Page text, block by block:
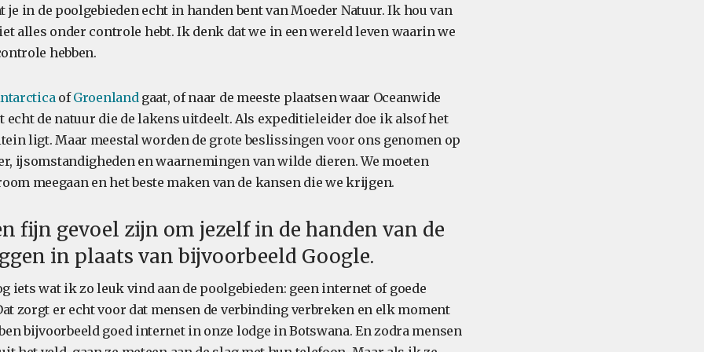
je in de poolgebieden echt in handen bent van Moeder Natuur. Ik hou van
alles onder controle hebt. Ik denk dat we in een wereld leven waarin we
hebben.
ofGroenlandgaat, of naar de meeste plaatsen waar Oceanwide
echt de natuur die de lakens uitdeelt. Als expeditieleider doe ik alsof het
ligt. Maar meestal worden de grote beslissingen voor ons genomen op
ijsomstandigheden en waarnemingen van wilde dieren. We moeten
meegaan en het beste maken van de kansen die we krijgen.
fijn gevoel zijn om jezelf in de handen van de
in plaats van bijvoorbeeld Google.
iets wat ik zo leuk vind aan de poolgebieden: geen internet of goede
zorgt er echt voor dat mensen de verbinding verbreken en elk moment
bijvoorbeeld goed internet in onze lodge in Botswana. En zodra mensen